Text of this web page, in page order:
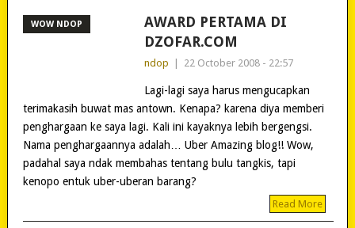
WOW NDOP
AWARD PERTAMA DI
DZOFAR.COM
ndop 22 October 2008 - 22:57
Lagi-lagi saya harus mengucapkan
terimakasih buwat mas antown. Kenapa? karena diya memberi
penghargaan ke saya lagi. Kali ini kayaknya lebih bergengsi.
Nama penghargaannya adalah… Uber Amazing blog!! Wow,
padahal saya ndak membahas tentang bulu tangkis, tapi
kenopo entuk uber-uberan barang?
Read More